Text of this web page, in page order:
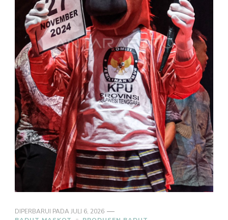
DIPERBARUI PADAJULI 6, 2026